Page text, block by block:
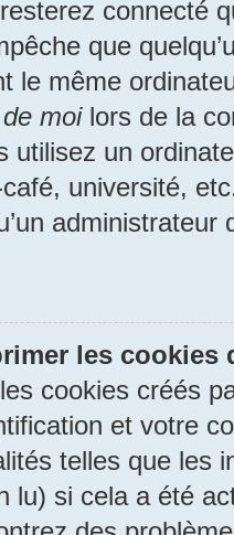
connecté
que
le même
moilors de la
utilisez un
université,
les cookies
cookies créés
et votre
telles que les
lu) si cela a été